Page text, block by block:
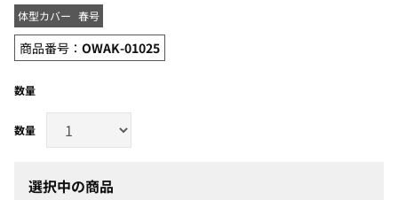
体型カバー 春号
商品番号： OWAK-01025
数量
選択中の商品